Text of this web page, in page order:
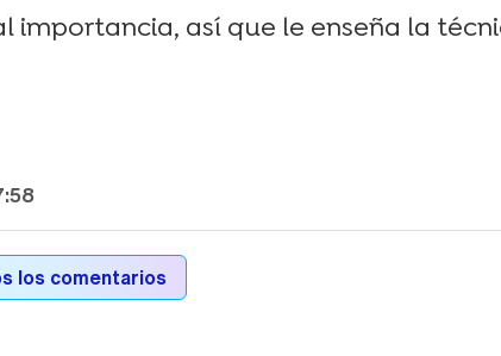
importancia, así que le enseña la
los comentarios